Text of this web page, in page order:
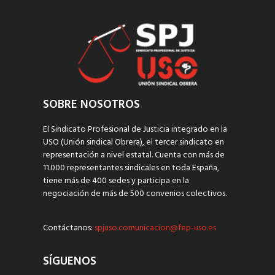
SOBRE NOSOTROS
El Sindicato Profesional de Justicia integrado en la
USO (Unión sindical Obrera), el tercer sindicato en
representación a nivel estatal. Cuenta con más de
11.000 representantes sindicales en toda España,
tiene más de 400 sedes y participa en la
negociación de más de 500 convenios colectivos.
Contáctanos: spjuso.comunicacion@fep-uso.es
SÍGUENOS